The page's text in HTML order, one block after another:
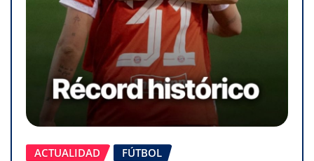
ACTUALIDAD
FÚTBOL